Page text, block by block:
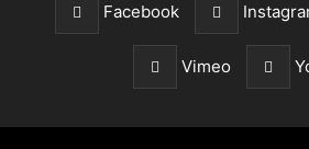
Facebook
Vimeo